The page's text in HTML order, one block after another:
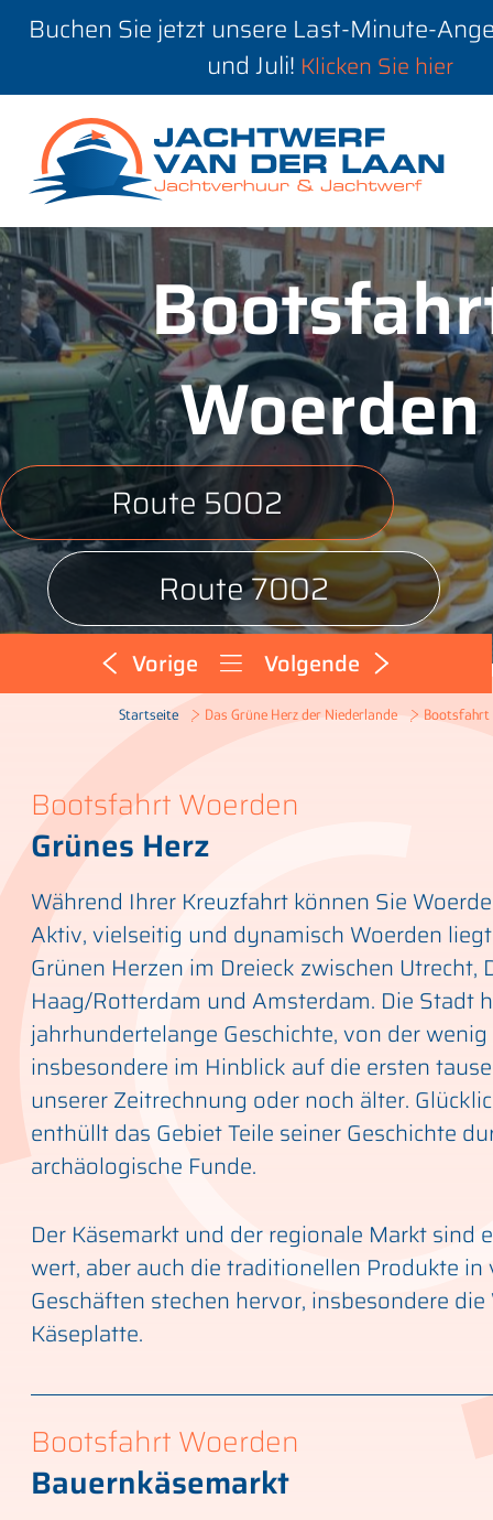
Buchen Sie jetzt unsere Last-Minute-
und Juli! Klicken Sie hier
Woerden
Route 5002
Route 7002
Vorige Volgende
Startseite Das Grüne Herz der Niederlande Bootsfahrt
Bootsfahrt Woerden
Grünes Herz
Während Ihrer Kreuzfahrt können Sie
Aktiv, vielseitig und dynamisch Woerden
Grünen Herzen im Dreieck zwischen Utrecht,
Haag/Rotterdam und Amsterdam. Die Stadt
jahrhundertelange Geschichte, von der
insbesondere im Hinblick auf die ersten
unserer Zeitrechnung oder noch älter.
enthüllt das Gebiet Teile seiner Geschichte
archäologische Funde.
Der Käsemarkt und der regionale Markt sind
wert, aber auch die traditionellen Produkte in
Geschäften stechen hervor, insbesondere
Käseplatte.
Bootsfahrt Woerden
Bauernkäsemarkt